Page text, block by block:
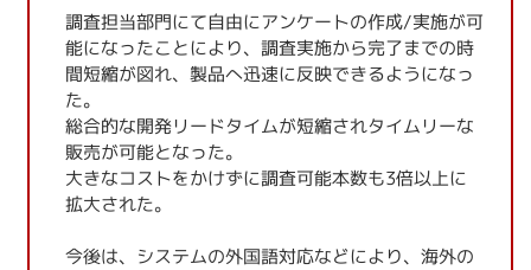
調査担当部門にて自由にアンケートの作成/実施が可
能になったことにより、調査実施から完了までの時
間短縮が図れ、製品へ迅速に反映できるようになっ
た。
総合的な開発リードタイムが短縮されタイムリーな
販売が可能となった。
大きなコストをかけずに調査可能本数も3倍以上に
拡大された。
今後は、システムの外国語対応などにより、海外の